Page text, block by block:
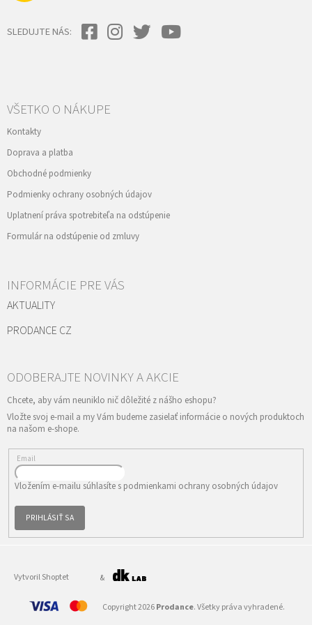
SLEDUJTE NÁS:
VŠETKO O NÁKUPE
Kontakty
Doprava a platba
Obchodné podmienky
Podmienky ochrany osobných údajov
Uplatnení práva spotrebiteľa na odstúpenie
Formulár na odstúpenie od zmluvy
INFORMÁCIE PRE VÁS
AKTUALITY
PRODANCE CZ
Vložte svoj e-mail a my Vám budeme zasielať informácie o nových produktoch
na našom e-shope.
Email
Vložením e-mailu súhlasíte s podmienkami ochrany osobných údajov
PRIHLÁSIŤ SA
Vytvoril Shoptet &
Copyright 2026Prodance. Všetky práva vyhradené.